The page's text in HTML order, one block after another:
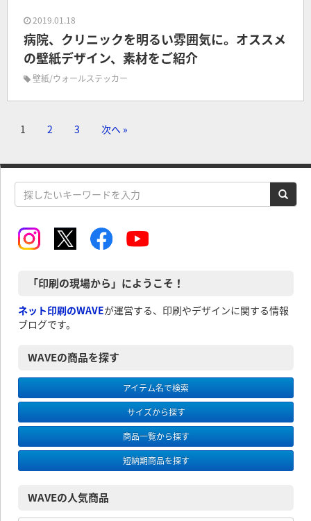
2019.01.18
病院、クリニックを明るい雰囲気に。オススメ
の壁紙デザイン、素材をご紹介
壁紙/ウォールステッカー
1 2 3 次へ »
「印刷の現場から」にようこそ！
ネット印刷のWAVEが運営する、印刷やデザインに関する情報
ブログです。
WAVEの商品を探す
アイテム名で検索
サイズから探す
商品一覧から探す
短納期商品を探す
WAVEの人気商品